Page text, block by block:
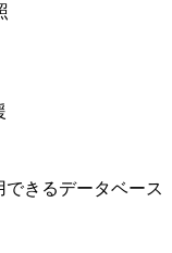
きるデータベース